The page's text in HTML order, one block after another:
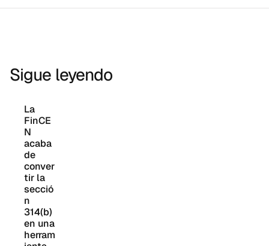
Sigue leyendo
La
FinCE
N
acaba
de
conver
tir la
secció
n
314(b)
en una
herram